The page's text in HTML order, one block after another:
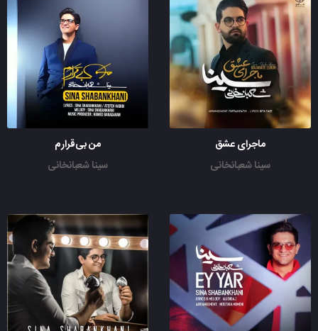
ماجرای عشق
سینا شعبانخانی
من بی‌قرارم
سینا شعبانخانی